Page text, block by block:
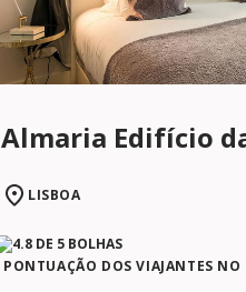
Almaria Edifício
LISBOA
PONTUAÇÃO DOS VIAJANTES NO